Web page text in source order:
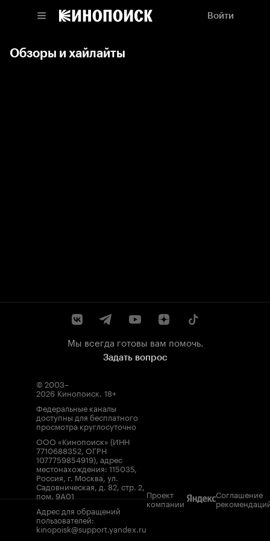
Войти
Обзоры и хайлайты
Мы всегда готовы вам помочь.
Задать вопрос
© 2003–
2026 Кинопоиск. 18+
Федеральные каналы
доступны для бесплатного
просмотра круглосуточно
ООО «Кинопоиск» (ИНН
7710688352, ОГРН
1077759854919), адрес
местонахождения: 115035,
Россия, г. Москва, ул.
Садовническая, д. 82, стр. 2,
пом. 9А01
Адрес для обращений
пользователей:
kinopoisk@support.yandex.ru
Проект
компании
Соглашение